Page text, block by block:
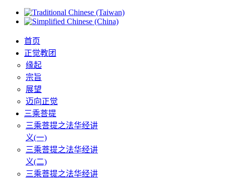
首页
正觉教团
缘起
宗旨
展望
迈向正觉
三乘菩提
三乘菩提之法华经讲
义(一)
三乘菩提之法华经讲
义(二)
三乘菩提之法华经讲